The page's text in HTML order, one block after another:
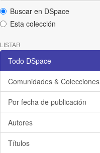
Buscar en DSpace
Esta colección
LISTAR
Todo DSpace
Comunidades & Colecciones
Por fecha de publicación
Autores
Títulos